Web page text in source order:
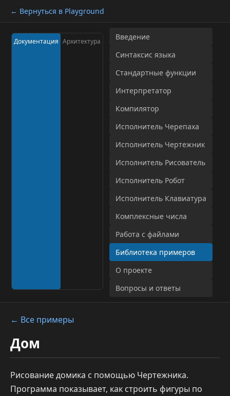
← Вернуться в Playground
Документация Архитектура
Введение
Синтаксис языка
Стандартные функции
Интерпретатор
Компилятор
Исполнитель Черепаха
Исполнитель Чертежник
Исполнитель Рисователь
Исполнитель Робот
Исполнитель Клавиатура
Комплексные числа
Работа с файлами
Библиотека примеров
О проекте
Вопросы и ответы
← Все примеры
Дом
Рисование домика с помощью Чертежника.
Программа показывает, как строить фигуры по